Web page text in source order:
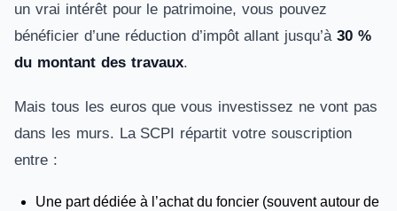
un vrai intérêt pour le patrimoine, vous pouvez
bénéficier d’une réduction d’impôt allant jusqu’à30 %
du montant des travaux.
Mais tous les euros que vous investissez ne vont pas
dans les murs. La SCPI répartit votre souscription
entre :
Une part dédiée à l’achat du foncier (souvent autour de